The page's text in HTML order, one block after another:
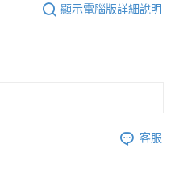
顯示電腦版詳細說明
客服